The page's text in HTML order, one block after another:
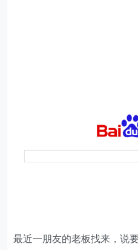
最近一朋友的老板找来，说